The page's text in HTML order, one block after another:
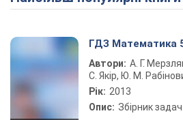
ГДЗ Математика
Автори: А. Г.
С. Якір, Ю. М.
Рік: 2013
Опис: Збірник